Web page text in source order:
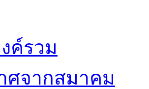
ค์รวม
ศจากสมาคม